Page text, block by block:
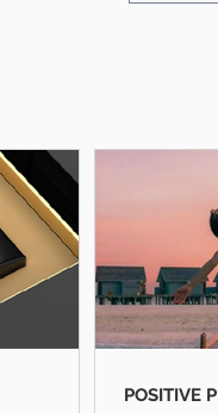
POSITIVE